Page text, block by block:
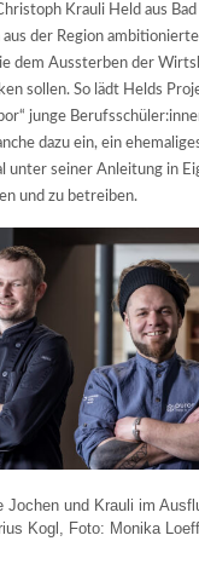
Krauli Held aus Bad
aus der Region
dem Aussterben der
sollen. So lädt Helds
junge
dazu ein, ein
unter seiner Anleitung in
und zu betreiben.
Jochen und Krauli im
Kogl, Foto: Monika Loeff